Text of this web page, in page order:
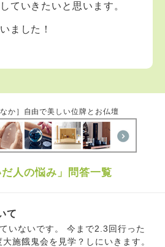
ていきたいと思います。
ました！
か］自由で美しい位牌とお仏壇
だ人の悩み」問答一覧
て
いないです。 今まで2.3回行った
施餓鬼会を見学？しにいきます。